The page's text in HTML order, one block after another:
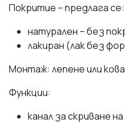
Покритие – предлага се:
натурален – без
лакиран (лак без
Монтаж: лепене или
Функции:
канал за скриване